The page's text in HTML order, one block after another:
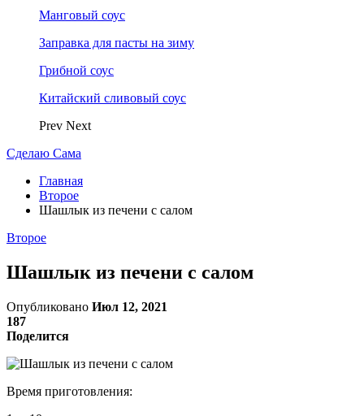
Манговый соус
Заправка для пасты на зиму
Грибной соус
Китайский сливовый соус
Prev Next
Сделаю Сама
Главная
Второе
Шашлык из печени с салом
Второе
Шашлык из печени с салом
Опубликовано Июл 12, 2021
187
Поделится
Время приготовления: